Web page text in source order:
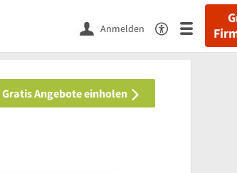
Anmelden
Gratis Angebote einholen